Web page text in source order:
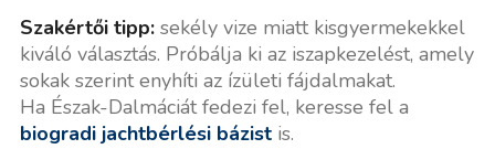
Szakértői tipp:sekély vize miatt kisgyermekekkel
kiváló választás. Próbálja ki az iszapkezelést, amely
sokak szerint enyhíti az ízületi fájdalmakat.
Ha Észak-Dalmáciát fedezi fel, keresse fel a
biogradi jachtbérlési bázistis.